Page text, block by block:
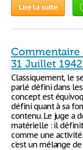
Lire la suite
Commentaire
31 Juillet
Classiquement, le
parlé défini dans
concept est
défini quant à sa
contenu. Le juge a
matérielle : il
comme une
c’est un mélange